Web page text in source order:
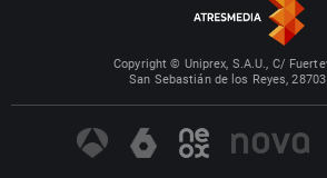
Copyright © Uniprex, S.A.U., C/
San Sebastián de los Reyes,